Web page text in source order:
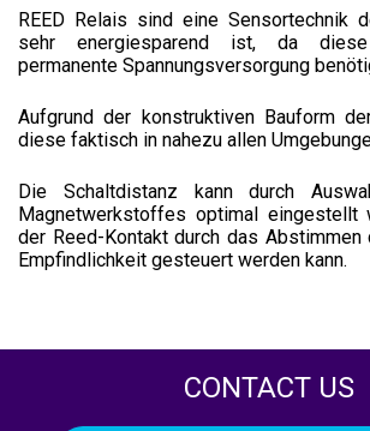
REED Relais sind eine Sensortechnik
sehr energiesparend ist, da
permanente Spannungsversorgung
Aufgrund der konstruktiven Bauform
diese faktisch in nahezu allen
Die Schaltdistanz kann durch
Magnetwerkstoffes optimal eingestellt
der Reed-Kontakt durch das Abstimmen
Empfindlichkeit gesteuert werden kann.
CONTACT US